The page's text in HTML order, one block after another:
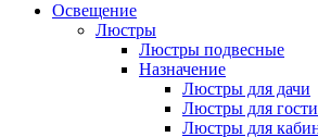
Освещение
Люстры
Люстры подвесные
Назначение
Люстры для дачи
Люстры для
Люстры для